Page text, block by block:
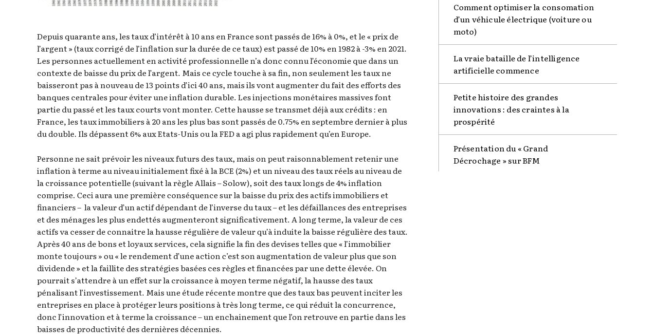
Depuis quarante ans, les taux d’intérêt à 10 ans en France sont passés de 16% à 0%, et le « prix de
l’argent » (taux corrigé de l’inflation sur la durée de ce taux) est passé de 10% en 1982 à -3% en 2021.
Les personnes actuellement en activité professionnelle n’a donc connu l’économie que dans un
contexte de baisse du prix de l’argent. Mais ce cycle touche à sa fin, non seulement les taux ne
baisseront pas à nouveau de 13 points d’ici 40 ans, mais ils vont augmenter du fait des efforts des
banques centrales pour éviter une inflation durable. Les injections monétaires massives font
partie du passé et les taux courts vont monter. Cette hausse se transmet déjà aux crédits : en
France, les taux immobiliers à 20 ans les plus bas sont passés de 0.75% en septembre dernier à plus
du double. Ils dépassent 6% aux Etats-Unis ou la FED a agi plus rapidement qu’en Europe.
Personne ne sait prévoir les niveaux futurs des taux, mais on peut raisonnablement retenir une
inflation à terme au niveau initialement fixé à la BCE (2%) et un niveau des taux réels au niveau de
la croissance potentielle (suivant la règle Allais – Solow), soit des taux longs de 4% inflation
comprise. Ceci aura une première conséquence sur la baisse du prix des actifs immobiliers et
financiers – la valeur d’un actif dépendant de l’inverse du taux – et les défaillances des entreprises
et des ménages les plus endettés augmenteront significativement. A long terme, la valeur de ces
actifs va cesser de connaitre la hausse régulière de valeur qu’à induite la baisse régulière des taux.
Après 40 ans de bons et loyaux services, cela signifie la fin des devises telles que « l’immobilier
monte toujours » ou « le rendement d’une action c’est son augmentation de valeur plus que son
dividende » et la faillite des stratégies basées ces règles et financées par une dette élevée. On
pourrait s’attendre à un effet sur la croissance à moyen terme négatif, la hausse des taux
pénalisant l’investissement. Mais une étude récente montre que des taux bas peuvent inciter les
entreprises en place à protéger leurs positions à très long terme, ce qui réduit la concurrence,
donc l’innovation et à terme la croissance – un enchainement que l’on retrouve en partie dans les
baisses de productivité des dernières décennies.
Comment optimiser la consomation
d’un véhicule électrique (voiture ou
moto)
La vraie bataille de l’intelligence
artificielle commence
Petite histoire des grandes
innovations : des craintes à la
prospérité
Présentation du « Grand
Décrochage » sur BFM